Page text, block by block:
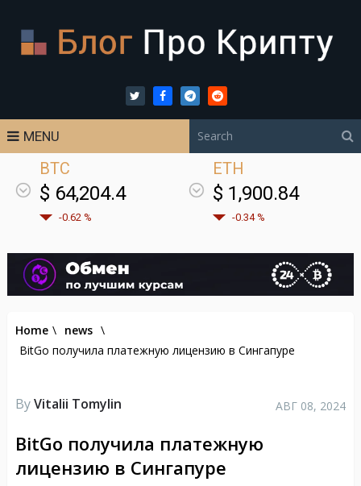
MENU
BTC
$ 64,204.4
-0.62 %
ETH
$ 1,900.84
-0.34 %
Home \ news \
BitGo получила платежную лицензию в Сингапуре
ByVitalii Tomylin АВГ 08, 2024
BitGo получила платежную
лицензию в Сингапуре